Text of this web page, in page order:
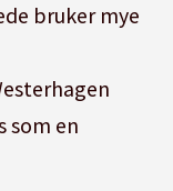
bruker mye
som en